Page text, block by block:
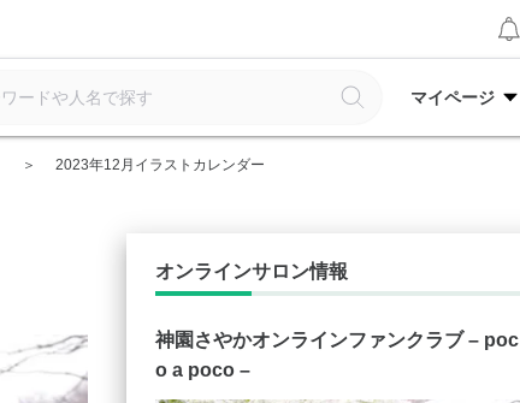
マイページ
2023年12月イラストカレンダー
オンラインサロン情報
神園さやかオンラインファンクラブ – poc
o a poco –